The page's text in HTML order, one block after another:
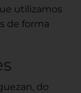
utilizamos
de forma
do